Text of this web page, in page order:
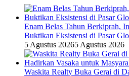
Enam Belas Tahun Berkiprah,
Buktikan Eksistensi di Pasar
5 Agustus 20265 Agustus 2026
Waskita Realty Buka Gerai di